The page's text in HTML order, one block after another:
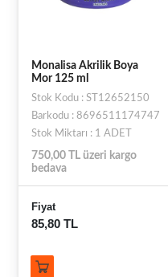
Monalisa Akrilik Boya
Mor 125 ml
Stok Kodu : ST12652150
Barkodu : 8696511174747
Stok Miktarı : 1 ADET
750,00 TL üzeri kargo
bedava
Fiyat
85,80 TL